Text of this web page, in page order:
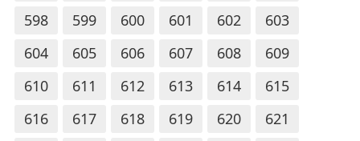
598
599 600 601 602
603
604
605 606 607 608
609
610
611 612 613 614
615
616
617 618 619 620
621